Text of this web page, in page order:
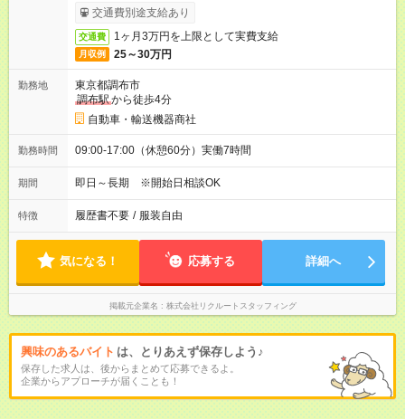
取りサービス利用可（利用条件有）
交通費別途支給あり
交通費 1ヶ月3万円を上限として実費支給
月収例 25～30万円
勤務地
東京都調布市
調布駅から徒歩4分
自動車・輸送機器商社
勤務時間 09:00-17:00（休憩60分）実働7時間
期間 即日～長期 ※開始日相談OK
特徴 履歴書不要 / 服装自由
気になる！ 応募する 詳細へ
掲載元企業名 株式会社リクルートスタッフィング
興味のあるバイト は、とりあえず保存しよう♪
保存した求人は、後からまとめて応募できるよ。
企業からアプローチが届くことも！